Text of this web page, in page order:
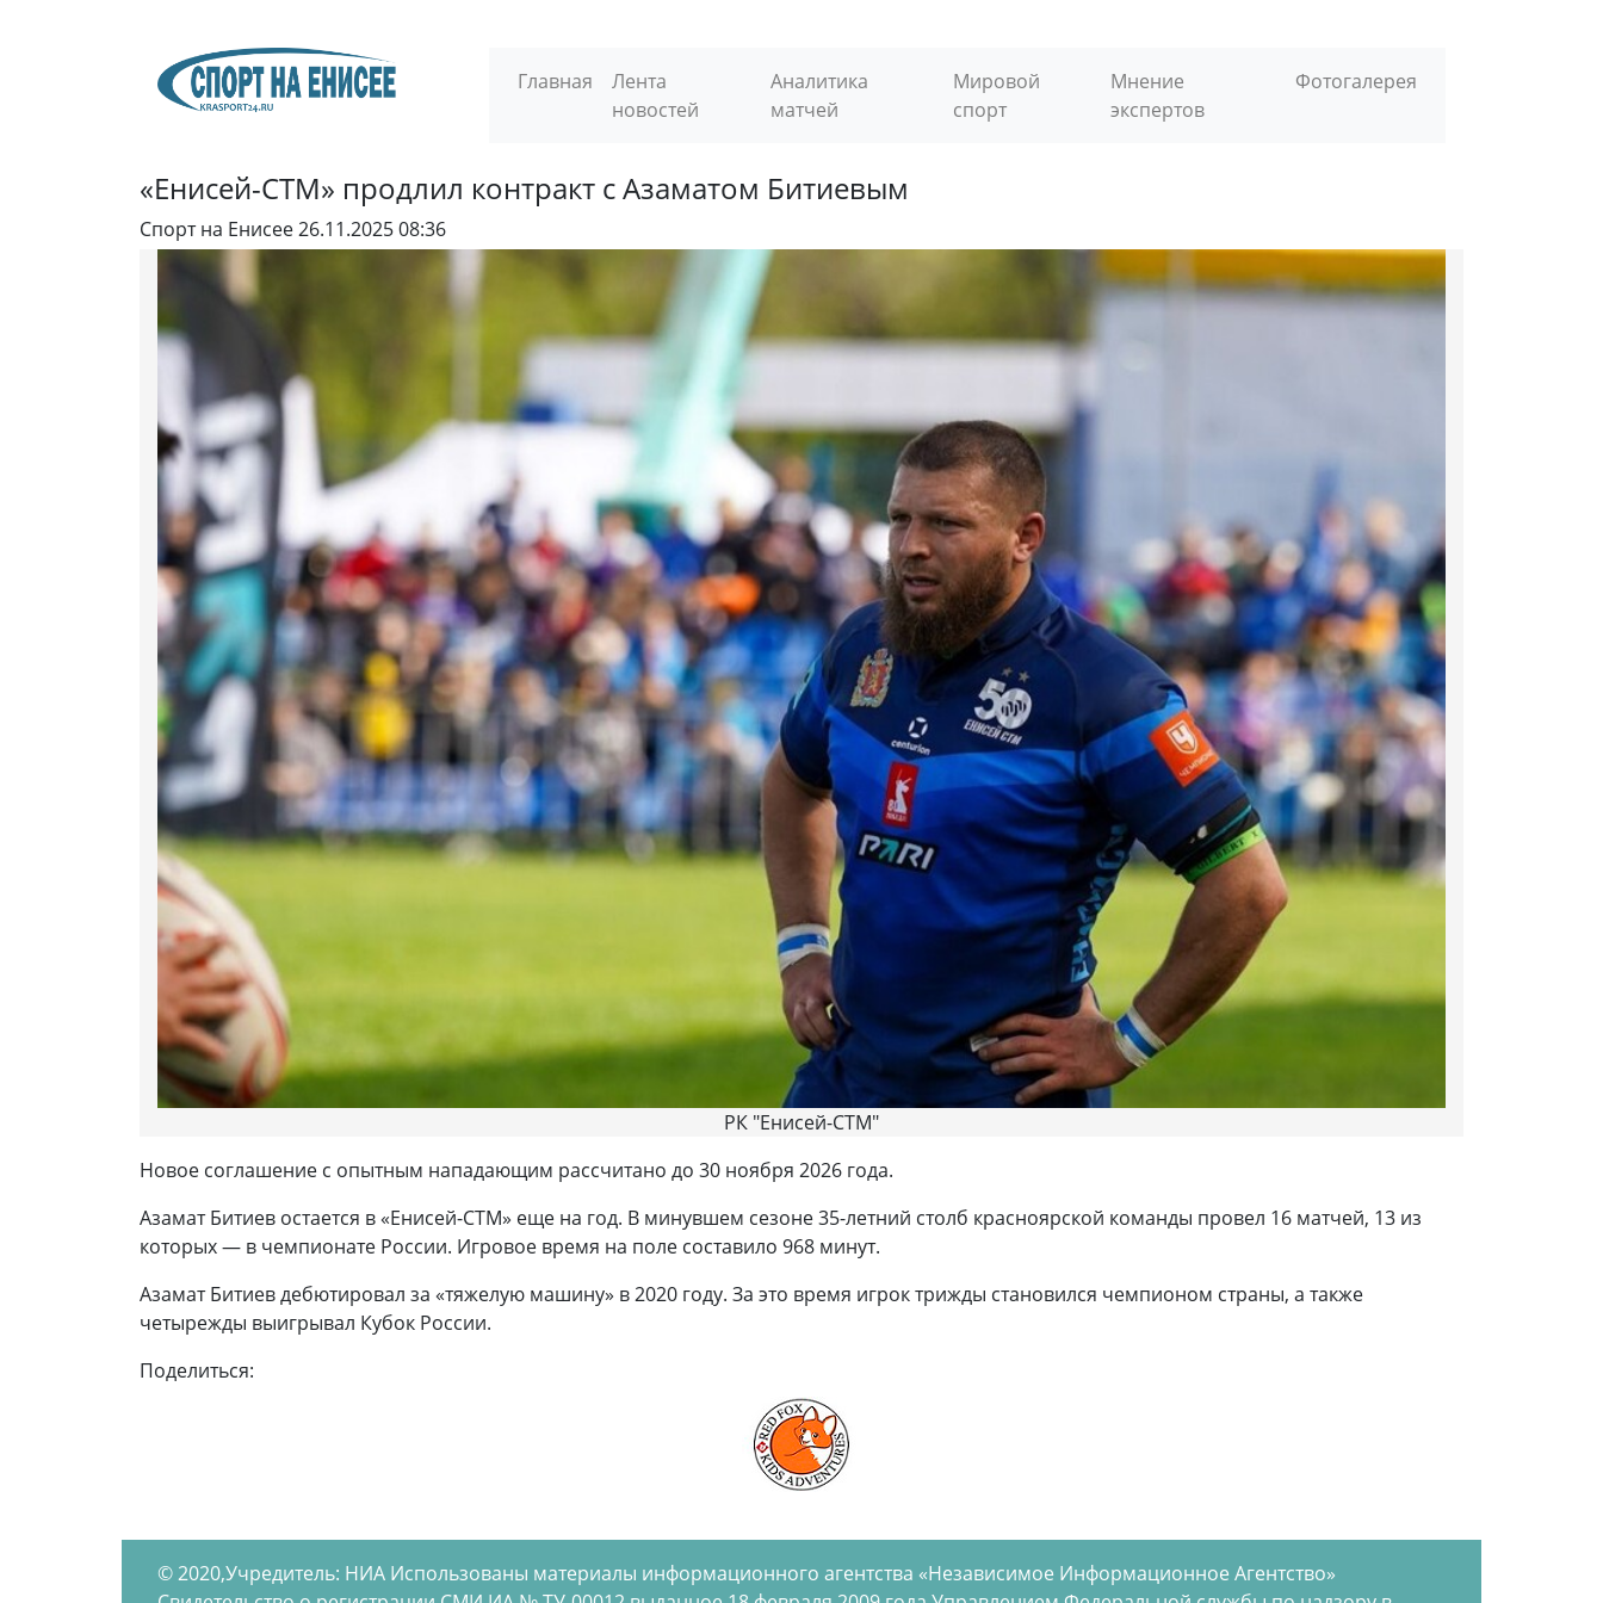
Главная
Лента
новостей
Аналитика
матчей
Мировой
спорт
Мнение
экспертов
Фотогалерея
«Енисей-СТМ» продлил контракт с Азаматом Битиевым
Спорт на Енисее26.11.2025 08:36
РК "Енисей-СТМ"
Новое соглашение с опытным нападающим рассчитано до 30 ноября 2026 года.
Азамат Битиев остается в «Енисей-СТМ» еще на год. В минувшем сезоне 35-летний столб красноярской команды провел 16 матчей, 13 из
которых — в чемпионате России. Игровое время на поле составило 968 минут.
Азамат Битиев дебютировал за «тяжелую машину» в 2020 году. За это время игрок трижды становился чемпионом страны, а также
четырежды выигрывал Кубок России.
Поделиться:
© 2020,Учредитель: НИА Использованы материалы информационного агентства «Независимое Информационное Агентство»